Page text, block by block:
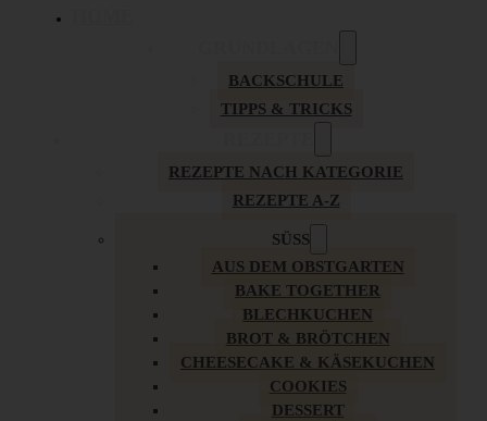
BACKSCHULE
TIPPS & TRICKS
REZEPTE NACH KATEGORIE
REZEPTE A-Z
SÜSS
AUS DEM OBSTGARTEN
BAKE TOGETHER
BLECHKUCHEN
BROT & BRÖTCHEN
CHEESECAKE & KÄSEKUCHEN
COOKIES
DESSERT